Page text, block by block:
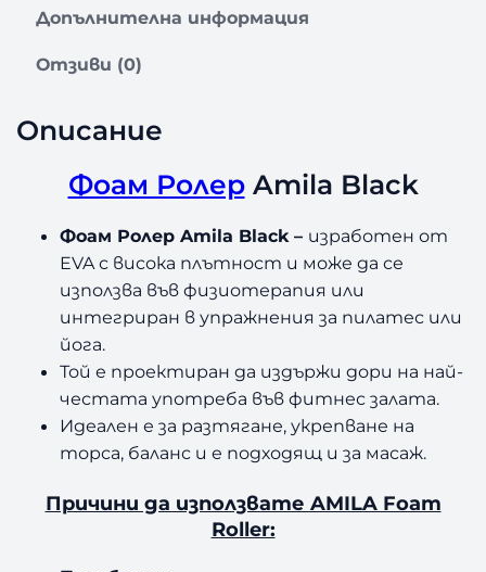
о
о
Допълнителна информация
Отзиви (0)
Описание
Фоам РолерAmila Black
Фоам Ролер Amila Black – изработен от
EVA с висока плътност и може да се
използва във физиотерапия или
интегриран в упражнения за пилатес или
йога.
Той е проектиран да издържи дори на най-
честата употреба във фитнес залата.
Идеален е за разтягане, укрепване на
торса, баланс и е подходящ и за масаж.
Причини да използвате AMILA Foam
Roller: